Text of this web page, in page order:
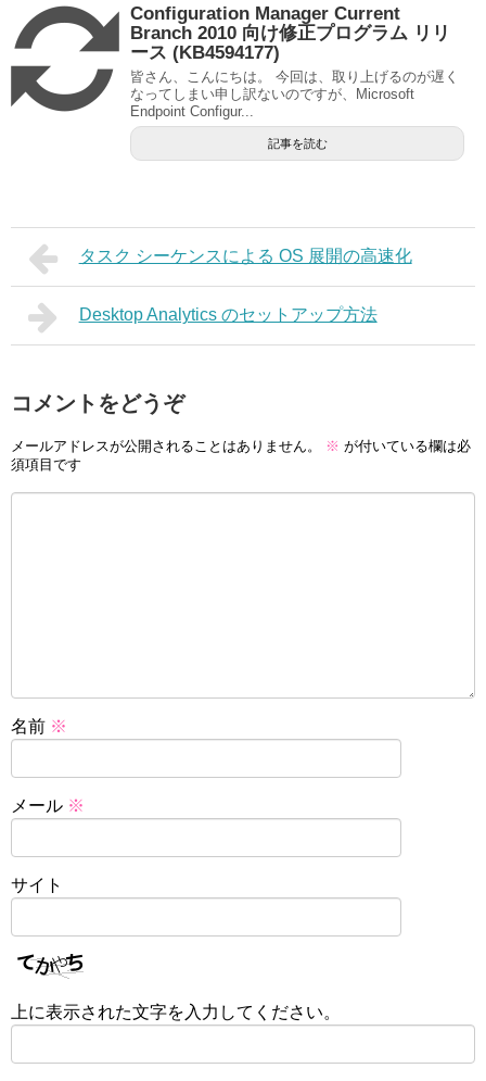
Configuration Manager Current
Branch 2010 向け修正プログラム リリ
ース (KB4594177)
皆さん、こんにちは。 今回は、取り上げるのが遅く
なってしまい申し訳ないのですが、Microsoft
Endpoint Configur...
記事を読む
タスク シーケンスによる OS 展開の高速化
Desktop Analytics のセットアップ方法
コメントをどうぞ
メールアドレスが公開されることはありません。 ※ が付いている欄は必
須項目です
名前 ※
メール ※
サイト
上に表示された文字を入力してください。